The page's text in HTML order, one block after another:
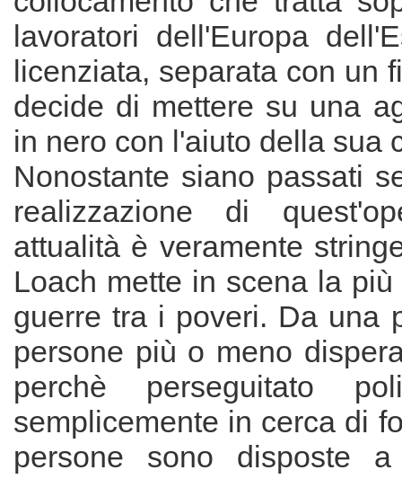
lavoratori dell'Europa
licenziata, separata con un
decide di mettere su una
in nero con l'aiuto della sua
Nonostante siano passati
realizzazione di
attualità è veramente
Loach mette in scena la
guerre tra i poveri. Da una
persone più o meno
perchè perseguitato
semplicemente in cerca di
persone sono disposte